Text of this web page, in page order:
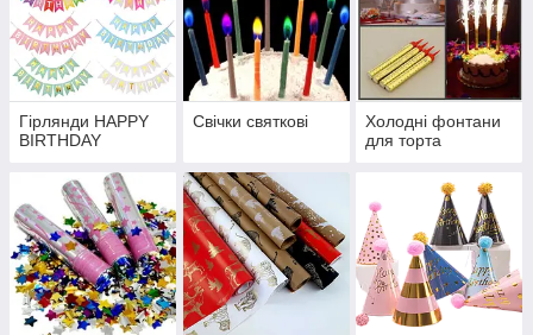
Гірлянди HAPPY
BIRTHDAY
Свічки святкові
Холодні фонтани
для торта